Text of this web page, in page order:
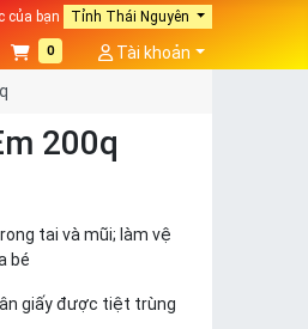
của bạn Tỉnh Thái Nguyên
0 Tài khoản
200q
tai và mũi; làm vệ
bé
giấy được tiệt trùng